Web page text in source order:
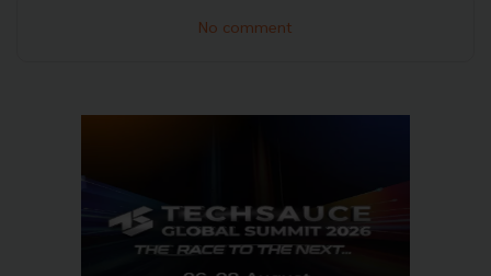
No comment